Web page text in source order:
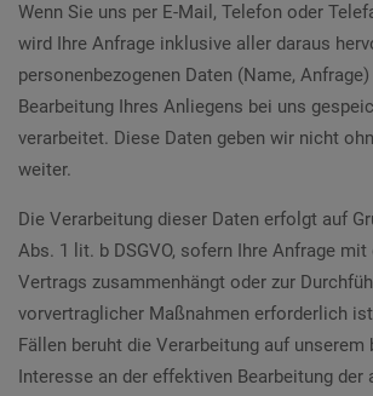
Wenn Sie uns per E-Mail, Telefon oder
wird Ihre Anfrage inklusive aller daraus
personenbezogenen Daten (Name,
Bearbeitung Ihres Anliegens bei uns
verarbeitet. Diese Daten geben wir nicht
weiter.
Die Verarbeitung dieser Daten erfolgt auf
Abs. 1 lit. b DSGVO, sofern Ihre Anfrage
Vertrags zusammenhängt oder zur
vorvertraglicher Maßnahmen erforderlich
Fällen beruht die Verarbeitung auf unserem
Interesse an der effektiven Bearbeitung der